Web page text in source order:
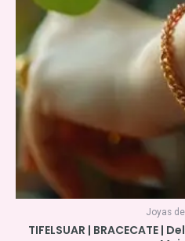
Joyas
TIFELSUAR | BRACECATE |